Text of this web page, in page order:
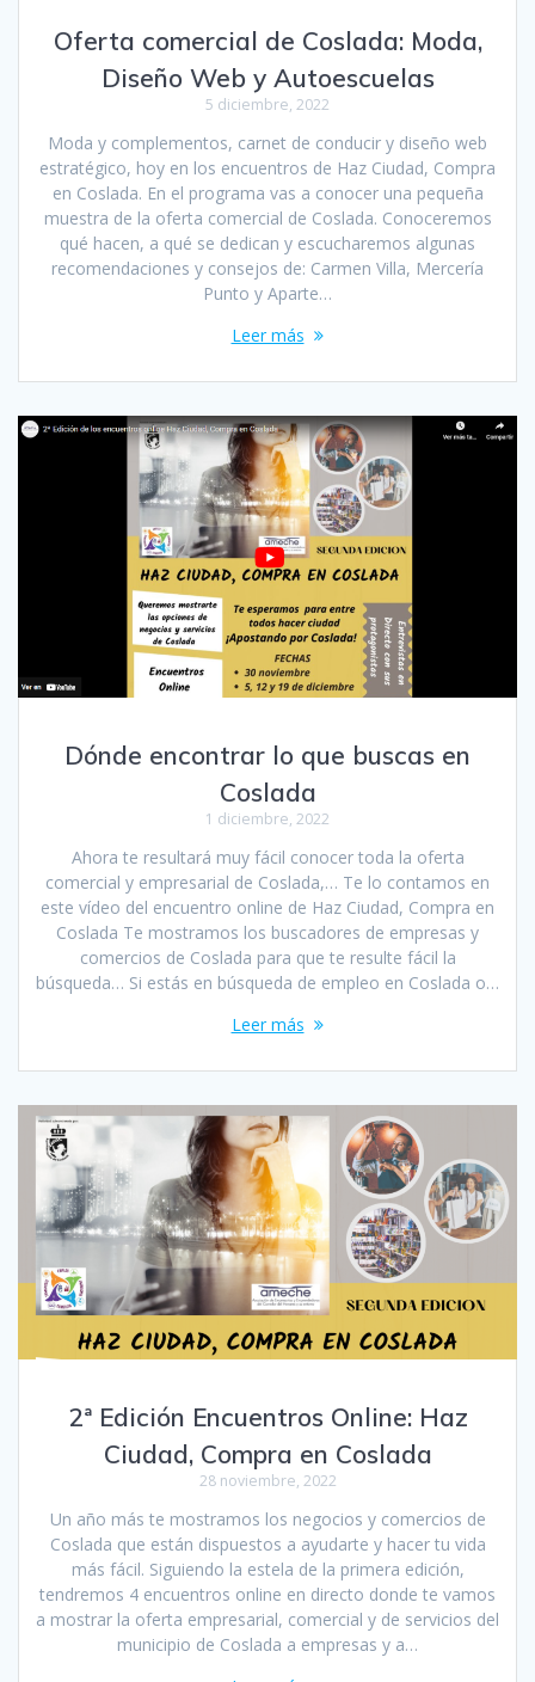
Oferta comercial de Coslada: Moda,
Diseño Web y Autoescuelas
5 diciembre, 2022
Moda y complementos, carnet de conducir y diseño web
estratégico, hoy en los encuentros de Haz Ciudad, Compra
en Coslada. En el programa vas a conocer una pequeña
muestra de la oferta comercial de Coslada. Conoceremos
qué hacen, a qué se dedican y escucharemos algunas
recomendaciones y consejos de: Carmen Villa, Mercería
Punto y Aparte…
Leer más
Dónde encontrar lo que buscas en
Coslada
1 diciembre, 2022
Ahora te resultará muy fácil conocer toda la oferta
comercial y empresarial de Coslada,… Te lo contamos en
este vídeo del encuentro online de Haz Ciudad, Compra en
Coslada Te mostramos los buscadores de empresas y
comercios de Coslada para que te resulte fácil la
búsqueda… Si estás en búsqueda de empleo en Coslada o…
Leer más
2ª Edición Encuentros Online: Haz
Ciudad, Compra en Coslada
28 noviembre, 2022
Un año más te mostramos los negocios y comercios de
Coslada que están dispuestos a ayudarte y hacer tu vida
más fácil. Siguiendo la estela de la primera edición,
tendremos 4 encuentros online en directo donde te vamos
a mostrar la oferta empresarial, comercial y de servicios del
municipio de Coslada a empresas y a…